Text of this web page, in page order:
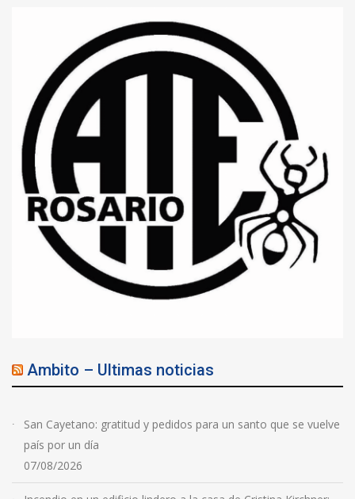
Ambito – Ultimas noticias
San Cayetano: gratitud y pedidos para un santo que se vuelve
país por un día
07/08/2026